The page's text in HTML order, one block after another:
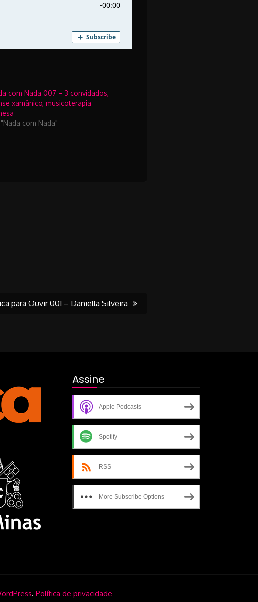
com Nada 007 – 3 convidados,
xamânico, musicoterapia
"Nada com Nada"
para Ouvir 001 – Daniella Silveira
Assine
Apple Podcasts
Spotify
RSS
More Subscribe Options
. Política de privacidade